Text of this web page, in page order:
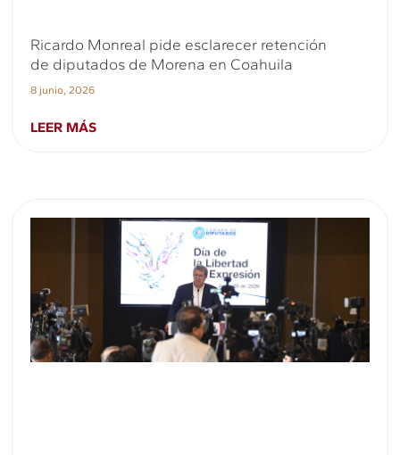
Ricardo Monreal pide esclarecer retención
de diputados de Morena en Coahuila
8 junio, 2026
LEER MÁS